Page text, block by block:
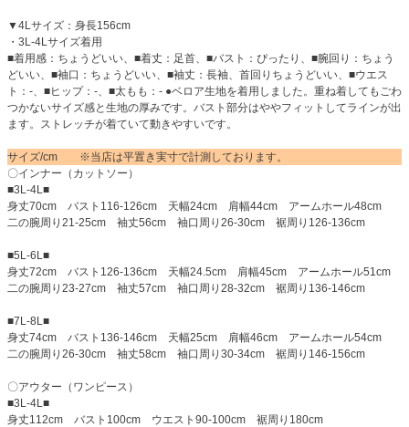
▼4Lサイズ：身長156cm
・3L-4Lサイズ着用
■着用感：ちょうどいい、■着丈：足首、■バスト：ぴったり、■腕回り：ちょう
どいい、■袖口：ちょうどいい、■袖丈：長袖、首回りちょうどいい、■ウエス
ト：-、■ヒップ：-、■太もも：- ●ベロア生地を着用しました。重ね着してもごわ
つかないサイズ感と生地の厚みです。バスト部分はややフィットしてラインが出
ます。ストレッチが着ていて動きやすいです。
サイズ/cm ※当店は平置き実寸で計測しております。
〇インナー（カットソー）
■3L-4L■
身丈70cm バスト116-126cm 天幅24cm 肩幅44cm アームホール48cm
二の腕周り21-25cm 袖丈56cm 袖口周り26-30cm 裾周り126-136cm
■5L-6L■
身丈72cm バスト126-136cm 天幅24.5cm 肩幅45cm アームホール51cm
二の腕周り23-27cm 袖丈57cm 袖口周り28-32cm 裾周り136-146cm
■7L-8L■
身丈74cm バスト136-146cm 天幅25cm 肩幅46cm アームホール54cm
二の腕周り26-30cm 袖丈58cm 袖口周り30-34cm 裾周り146-156cm
〇アウター（ワンピース）
■3L-4L■
身丈112cm バスト100cm ウエスト90-100cm 裾周り180cm